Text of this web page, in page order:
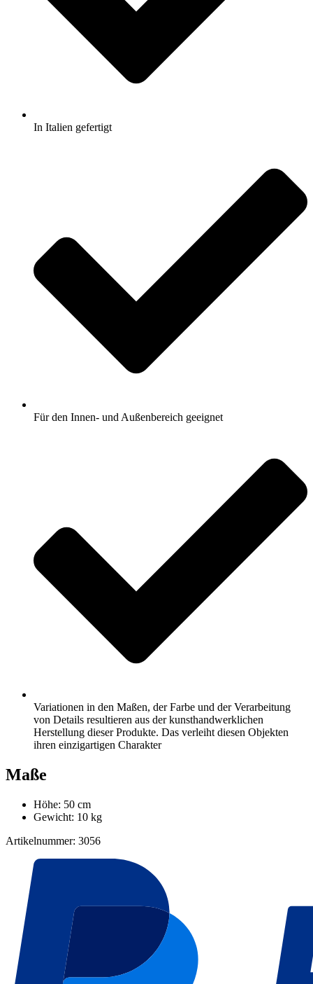
In Italien gefertigt
Für den Innen- und Außenbereich geeignet
Variationen in den Maßen, der Farbe und der Verarbeitung
von Details resultieren aus der kunsthandwerklichen
Herstellung dieser Produkte. Das verleiht diesen Objekten
ihren einzigartigen Charakter
Maße
Höhe: 50 cm
Gewicht: 10 kg
Artikelnummer: 3056